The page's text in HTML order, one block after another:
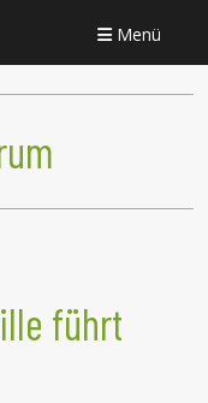
Menü
führt